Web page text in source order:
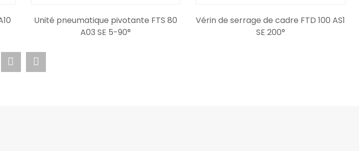
Unité pneumatique pivotante FTS 80
A03 SE 5-90°
Vérin de serrage de cadre FTD 100 AS1
SE 200°